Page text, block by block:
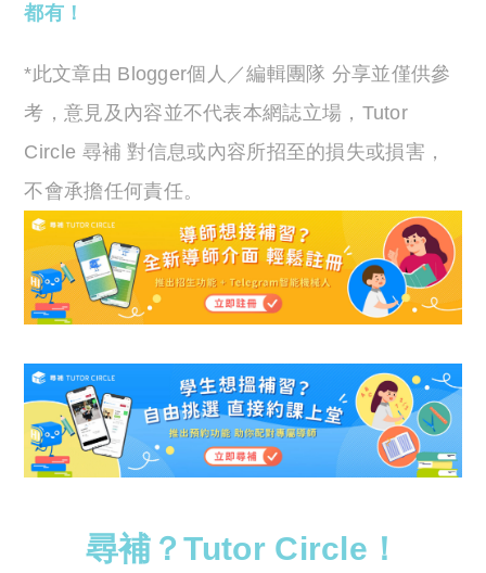
都有！
*此文章由 Blogger個人／編輯團隊 分享並僅供參
考，意見及內容並不代表本網誌立場，Tutor
Circle 尋補 對信息或內容所招至的損失或損害，
不會承擔任何責任。
尋補？Tutor Circle！